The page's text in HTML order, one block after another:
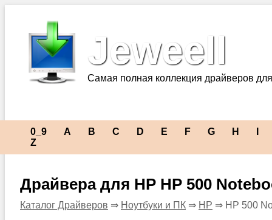
Jeweell
Самая полная коллекция драйверов
0_9 A B C D E F G H
Z
Драйвера для HP HP 500
Каталог Драйверов ⇒ Ноутбуки и ПК ⇒ HP ⇒ HP 500